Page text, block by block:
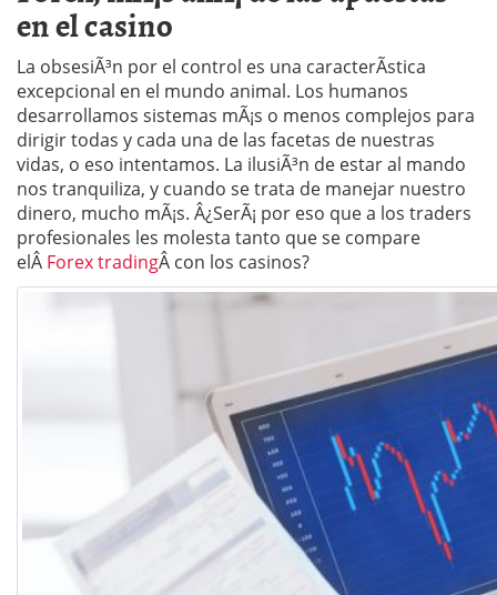
en el casino
La obsesiÃ³n por el control es una caracterÃ­stica
excepcional en el mundo animal. Los humanos
desarrollamos sistemas mÃ¡s o menos complejos para
dirigir todas y cada una de las facetas de nuestras
vidas, o eso intentamos. La ilusiÃ³n de estar al mando
nos tranquiliza, y cuando se trata de manejar nuestro
dinero, mucho mÃ¡s. Â¿SerÃ¡ por eso que a los traders
profesionales les molesta tanto que se compare
elÂ Forex tradingÂ con los casinos?